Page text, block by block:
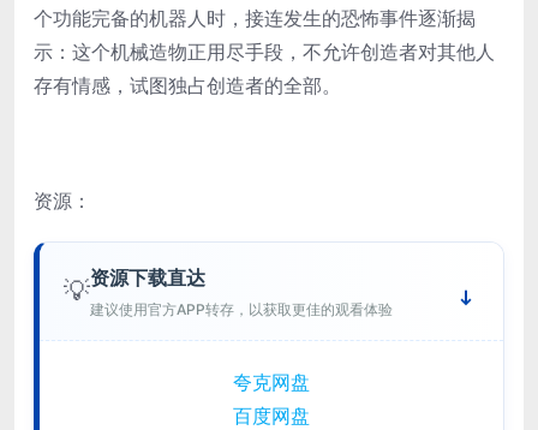
个功能完备的机器人时，接连发生的恐怖事件逐渐揭
示：这个机械造物正用尽手段，不允许创造者对其他人
存有情感，试图独占创造者的全部。
资源：
💡资源下载直达
建议使用官方APP转存，以获取更佳的观看体验
夸克网盘
百度网盘